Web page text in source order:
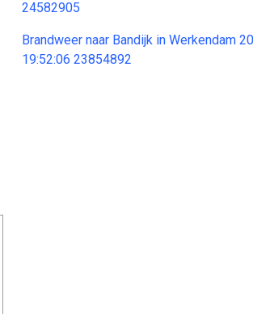
24582905
Brandweer naar Bandijk in Werkendam
19:52:06 23854892